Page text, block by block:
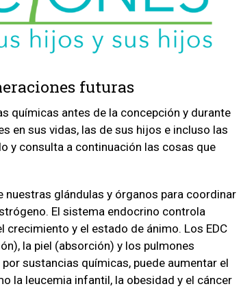
futuras
químicas antes de la concepción y durante
en sus vidas, las de sus hijos e incluso las
y consulta a continuación las cosas que
glándulas y órganos para coordinar
El sistema endocrino controla
y el estado de ánimo. Los EDC
la piel (absorción) y los pulmones
sustancias químicas, puede aumentar el
la leucemia infantil, la obesidad y el cáncer